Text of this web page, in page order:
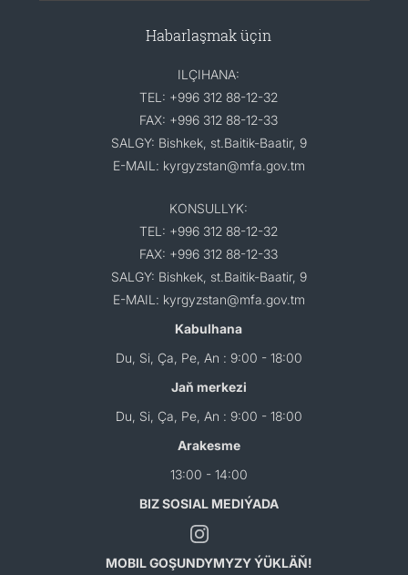
Habarlaşmak üçin
ILÇIHANA:
TEL: +996 312 88-12-32
FAX: +996 312 88-12-33
SALGY: Bishkek, st.Baitik-Baatir, 9
E-MAIL: kyrgyzstan@mfa.gov.tm
KONSULLYK:
TEL: +996 312 88-12-32
FAX: +996 312 88-12-33
SALGY: Bishkek, st.Baitik-Baatir, 9
E-MAIL: kyrgyzstan@mfa.gov.tm
Kabulhana
Du, Si, Ça, Pe, An : 9:00 - 18:00
Jaň merkezi
Du, Si, Ça, Pe, An : 9:00 - 18:00
Arakesme
13:00 - 14:00
BIZ SOSIAL MEDIÝADA
MOBIL GOŞUNDYMYZY ÝÜKLÄŇ!